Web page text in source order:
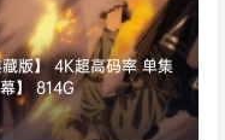
版】 4K超高码率 单集
】 814G